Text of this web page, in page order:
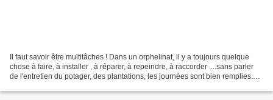
Il faut savoir être multitâches ! Dans un orphelinat, il y a toujours quelque
chose à faire, à installer , à réparer, à repeindre, à raccorder ....sans parler
de l'entretien du potager, des plantations, les journées sont bien remplies.